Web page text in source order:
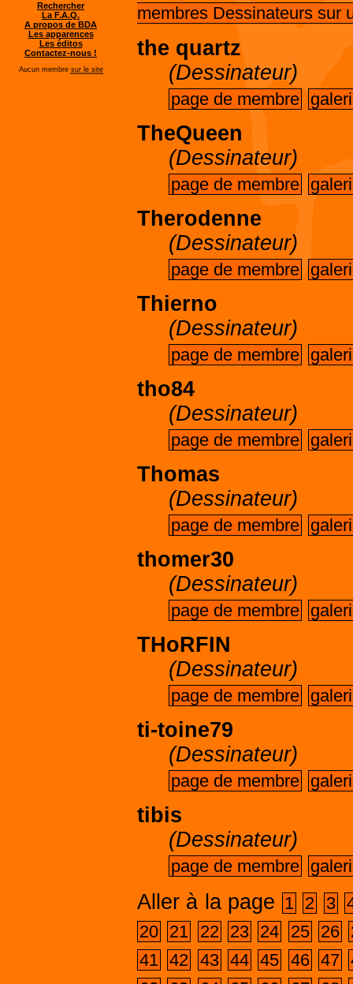
membres Dessinateurs sur
the quartz
(Dessinateur)
page de membre
TheQueen
(Dessinateur)
page de membre
Therodenne
(Dessinateur)
page de membre
Thierno
(Dessinateur)
page de membre
tho84
(Dessinateur)
page de membre
Thomas
(Dessinateur)
page de membre
thomer30
(Dessinateur)
page de membre
THoRFIN
(Dessinateur)
page de membre
ti-toine79
(Dessinateur)
page de membre
tibis
(Dessinateur)
page de membre
Aller à la page 1 2 3
20 21 22 23 24 25 26
41 42 43 44 45 46 47
Rechercher
La F.A.Q.
A propos de BDA
Les apparences
Les éditos
Contactez-nous !
Aucun membre sur le site